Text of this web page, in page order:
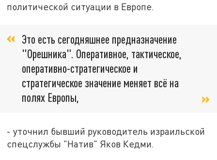
политической ситуации в Европе.
Это есть сегодняшнее предназначение
"Орешника". Оперативное, тактическое,
оперативно-стратегическое и
стратегическое значение меняет всё на
полях Европы,
- уточнил бывший руководитель израильской
спецслужбы "Натив" Яков Кедми.